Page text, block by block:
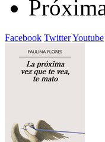
Facebook TwitterYoutube